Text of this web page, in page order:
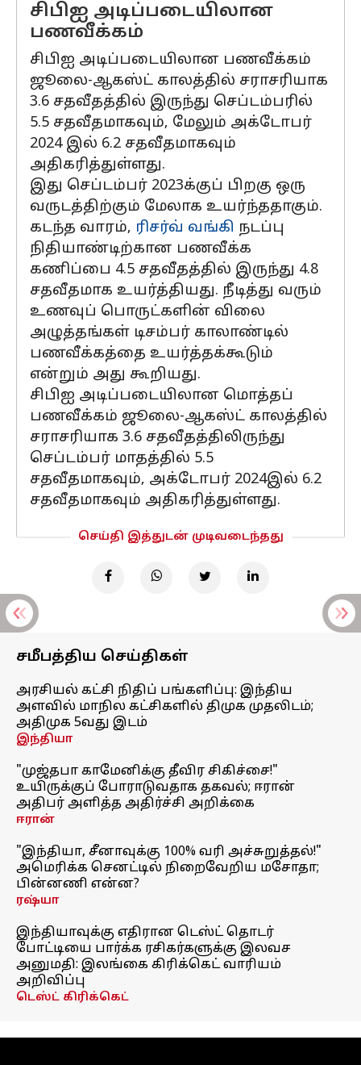
சிபிஐ அடிப்படையிலான
பணவீக்கம்
சிபிஐ அடிப்படையிலான பணவீக்கம்
ஜூலை-ஆகஸ்ட் காலத்தில் சராசரியாக
3.6 சதவீதத்தில் இருந்து செப்டம்பரில்
5.5 சதவீதமாகவும், மேலும் அக்டோபர்
2024 இல் 6.2 சதவீதமாகவும்
அதிகரித்துள்ளது.
இது செப்டம்பர் 2023க்குப் பிறகு ஒரு
வருடத்திற்கும் மேலாக உயர்ந்ததாகும்.
கடந்த வாரம், ரிசர்வ் வங்கி நடப்பு
நிதியாண்டிற்கான பணவீக்க
கணிப்பை 4.5 சதவீதத்தில் இருந்து 4.8
சதவீதமாக உயர்த்தியது. நீடித்து வரும்
உணவுப் பொருட்களின் விலை
அழுத்தங்கள் டிசம்பர் காலாண்டில்
பணவீக்கத்தை உயர்த்தக்கூடும்
என்றும் அது கூறியது.
சிபிஐ அடிப்படையிலான மொத்தப்
பணவீக்கம் ஜூலை-ஆகஸ்ட் காலத்தில்
சராசரியாக 3.6 சதவீதத்திலிருந்து
செப்டம்பர் மாதத்தில் 5.5
சதவீதமாகவும், அக்டோபர் 2024இல் 6.2
சதவீதமாகவும் அதிகரித்துள்ளது.
செய்தி இத்துடன் முடிவடைந்தது
சமீபத்திய செய்திகள்
அரசியல் கட்சி நிதிப் பங்களிப்பு: இந்திய
அளவில் மாநில கட்சிகளில் திமுக முதலிடம்;
அதிமுக 5வது இடம்
இந்தியா
"முஜ்தபா காமேனிக்கு தீவிர சிகிச்சை!"
உயிருக்குப் போராடுவதாக தகவல்; ஈரான்
அதிபர் அளித்த அதிர்ச்சி அறிக்கை
ஈரான்
"இந்தியா, சீனாவுக்கு 100% வரி அச்சுறுத்தல்!"
அமெரிக்க செனட்டில் நிறைவேறிய மசோதா;
பின்னணி என்ன?
ரஷ்யா
இந்தியாவுக்கு எதிரான டெஸ்ட் தொடர்
போட்டியை பார்க்க ரசிகர்களுக்கு இலவச
அனுமதி: இலங்கை கிரிக்கெட் வாரியம்
அறிவிப்பு
டெஸ்ட் கிரிக்கெட்